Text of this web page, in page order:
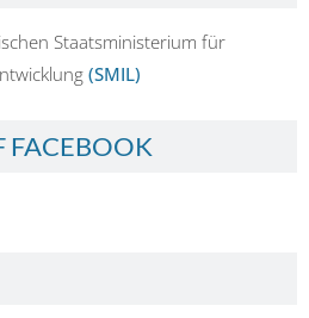
Staatsministerium für
(SMIL)
FACEBOOK